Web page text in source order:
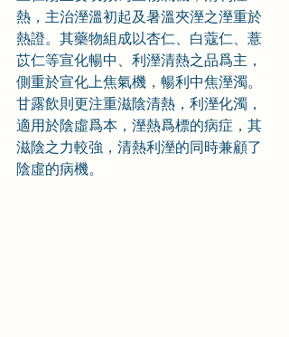
熱，主治溼溫初起及暑溫夾溼之溼重於
熱證。其藥物組成以杏仁、白蔻仁、薏
苡仁等宣化暢中、利溼清熱之品爲主，
側重於宣化上焦氣機，暢利中焦溼濁。
甘露飲則更注重滋陰清熱，利溼化濁，
適用於陰虛爲本，溼熱爲標的病症，其
滋陰之力較強，清熱利溼的同時兼顧了
陰虛的病機。